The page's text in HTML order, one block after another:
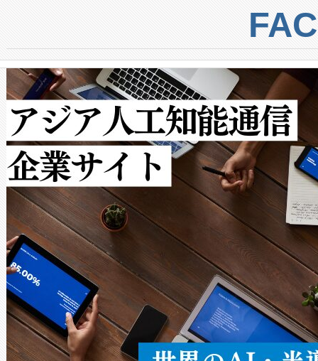
centers. Voltaiqは、ai&のAI
からシステム統合、試運転、
クルの各段階のデータを監視
[…]
トに対して約600メートルに
では、反射率10％のターゲッ
で向上し、最大検知距離は
ットだけで最大1キロメート
ルの変電所周囲を監視でき、
作業と点群処理を簡素化でき
Avia 2は、2種類のFOVオプシ
× 80°のノーマルモード、長
ードを切り替えて使用するこ
ることなく、単一のデバイス
うにします。遠距離まで届く
密度なスキャ […]